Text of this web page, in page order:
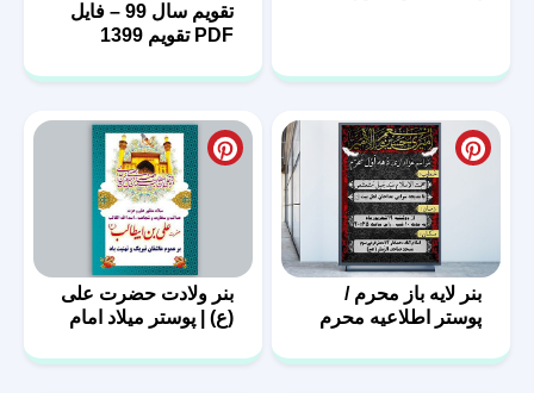
تقویم سال 99 – فایل
PDF تقویم 1399
بنر لایه باز محرم /
پوستر اطلاعیه محرم
بنر ولادت حضرت علی
(ع) | پوستر میلاد امام